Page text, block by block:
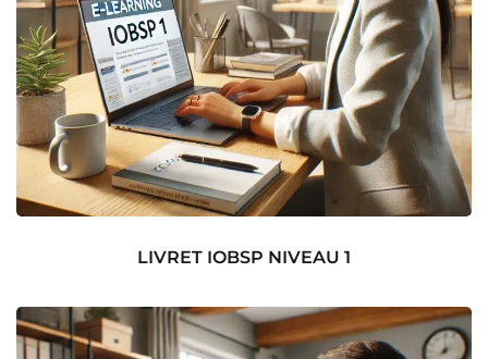
LIVRET IOBSP NIVEAU 1